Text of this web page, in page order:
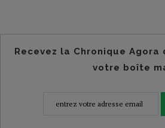
Recevez la Chronique
votre boîte